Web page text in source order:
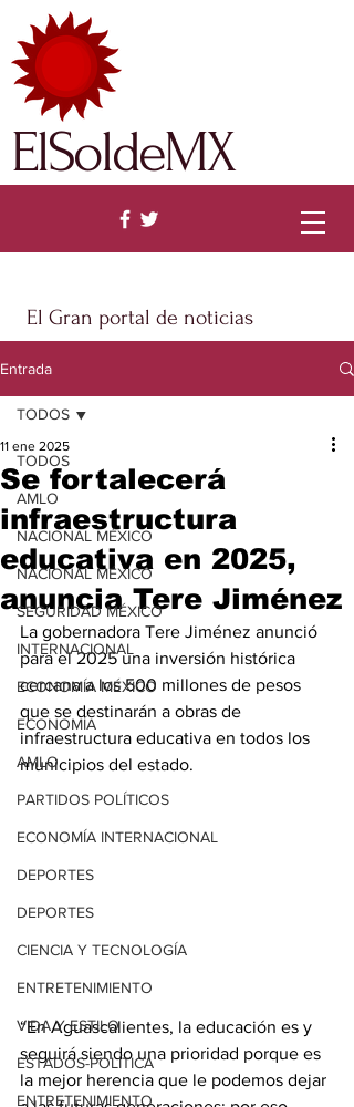
El Gran portal de noticias
ElSoldeMX
Entrada
TODOS
AMLO
NACIONAL MÉXICO
NACIONAL MÉXICO
SEGURIDAD MÉXICO
INTERNACIONAL
ECONOMÍA MÉXICO
ECONOMÍA
AMLO
PARTIDOS POLÍTICOS
ECONOMÍA INTERNACIONAL
DEPORTES
DEPORTES
CIENCIA Y TECNOLOGÍA
ENTRETENIMIENTO
VIDA Y ESTILO
ESTADOS-POLÍTICA
ENTRETENIMIENTO
TODOS
Se fortalecerá
infraestructura
educativa en 2025,
anuncia Tere Jiménez
11 ene 2025
La gobernadora Tere Jiménez anunció
para el 2025 una inversión histórica
cercana a los 500 millones de pesos
que se destinarán a obras de
infraestructura educativa en todos los
municipios del estado.
“En Aguascalientes, la educación es y
seguirá siendo una prioridad porque es
la mejor herencia que le podemos dejar